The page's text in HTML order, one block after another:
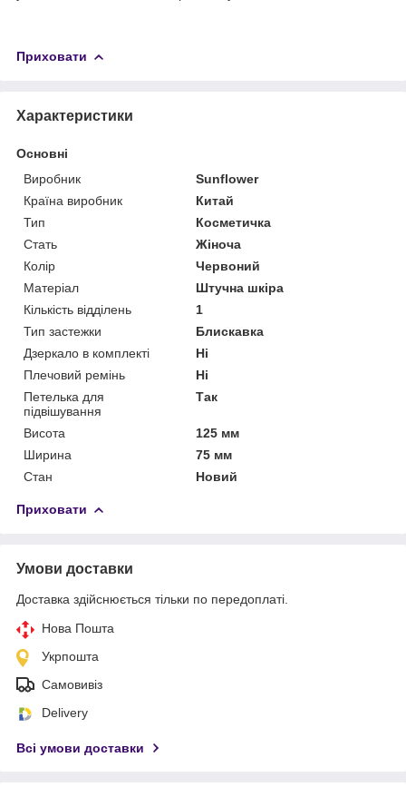
Приховати
Характеристики
Основні
Виробник
Sunflower
Країна виробник
Китай
Тип
Косметичка
Стать
Жіноча
Колір
Червоний
Матеріал
Штучна шкіра
Кількість відділень
1
Тип застежки
Блискавка
Дзеркало в комплекті
Ні
Плечовий ремінь
Ні
Петелька для
підвішування
Так
Висота
125 мм
Ширина
75 мм
Стан
Новий
Приховати
Умови доставки
Доставка здійснюється тільки по передоплаті.
Нова Пошта
Укрпошта
Самовивіз
Delivery
Всі умови доставки